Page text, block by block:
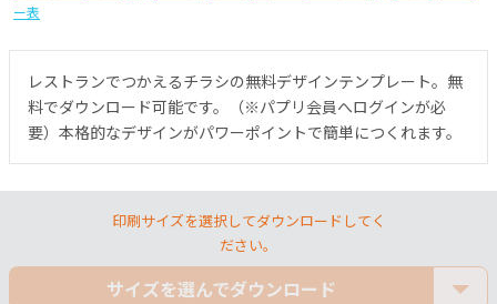
ー表
レストランでつかえるチラシの無料デザインテンプレート。無
料でダウンロード可能です。（※パプリ会員へログインが必
要）本格的なデザインがパワーポイントで簡単につくれます。
印刷サイズを選択してダウンロードしてく
ださい。
サイズを選んでダウンロード